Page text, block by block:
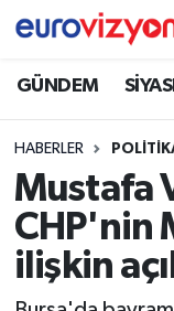
GÜNDEM
HABERLER
Mustafa
CHP'nin
ilişkin